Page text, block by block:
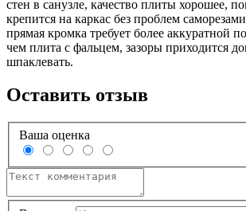
стен в санузле, качество плиты хорошее,
крепится на каркас без проблем
прямая кромка требует более аккуратной
чем плита с фальцем, зазоры приходится
шпаклевать.
Оставить отзыв
Ваша оценка